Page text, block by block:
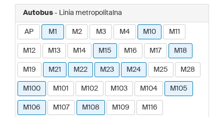
Autobus - Linia metropolitalna
AP M1 M2 M3 M4 M10 M11
M12 M13 M14 M15 M16 M17 M18
M19 M21 M22 M23 M24 M25 M28
M100 M101 M102 M103 M104 M105
M106 M107 M108 M109 M116